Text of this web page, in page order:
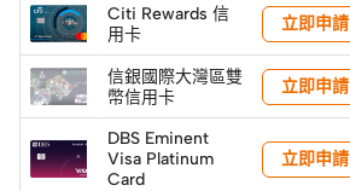
Citi Rewards 信
用卡
立即申請
信銀國際大灣區雙
幣信用卡
立即申請
DBS Eminent
Visa Platinum
Card
立即申請